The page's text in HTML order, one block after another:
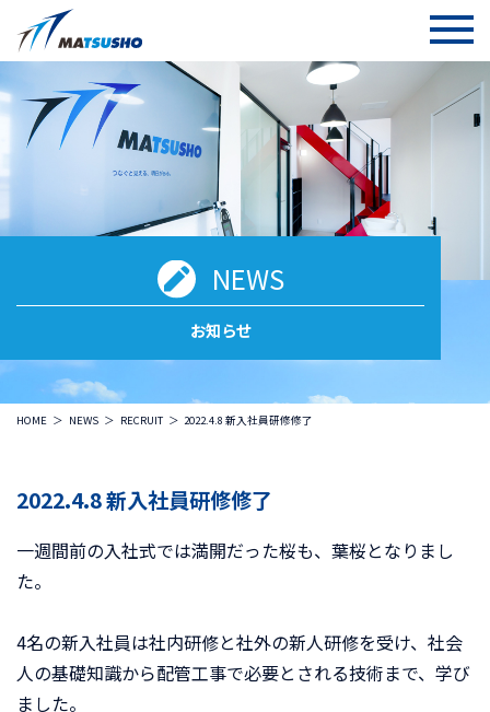
NEWS
お知らせ
HOME NEWS RECRUIT 2022.4.8 新入社員研修修了
2022.4.8 新入社員研修修了
一週間前の入社式では満開だった桜も、葉桜となりまし
た。
4名の新入社員は社内研修と社外の新人研修を受け、社会
人の基礎知識から配管工事で必要とされる技術まで、学び
ました。